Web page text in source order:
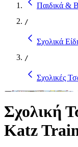
Παιδικά &
/
Σχολικά
/
Σχολικές
Σχολική
Katz